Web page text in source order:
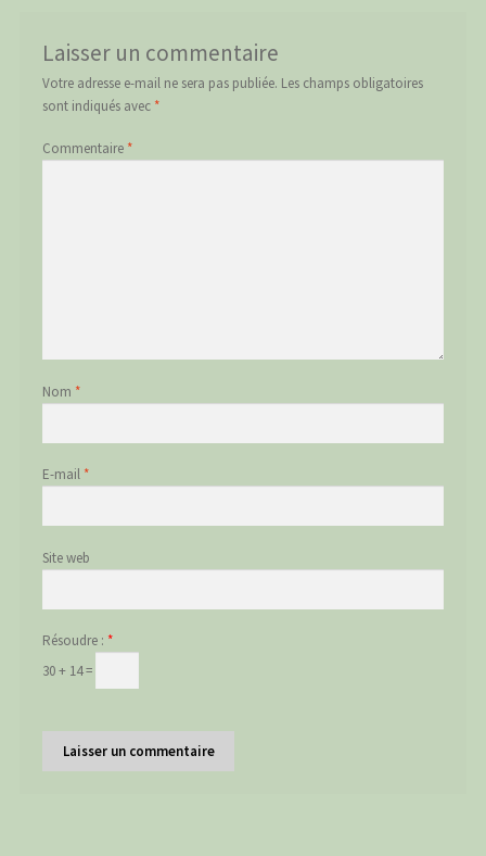
Laisser un commentaire
Votre adresse e-mail ne sera pas publiée. Les champs obligatoires
sont indiqués avec *
Commentaire *
Nom *
E-mail *
Site web
Résoudre : *
30 + 14 =